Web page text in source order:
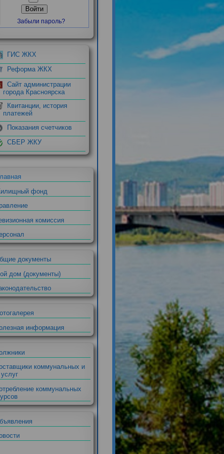
Войти
ГИС ЖКХ
Реформа ЖКХ
Сайт администрации
города Красноярска
Квитанции, история
платежей
Показания счетчиков
Главная
Жилищный фонд
Ревизионная комиссия
Персонал
Мой дом (документы)
Законодательство
Фотогалерея
Полезная информация
др. услуг
Потребление коммунальных
ресурсов